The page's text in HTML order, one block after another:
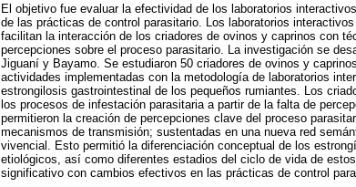
El objetivo fue evaluar la efectividad de los laboratorios
de las prácticas de control parasitario. Los laboratorios
facilitan la interacción de los criadores de ovinos y caprinos con
percepciones sobre el proceso parasitario. La investigación se
Jiguaní y Bayamo. Se estudiaron 50 criadores de ovinos y
actividades implementadas con la metodología de laboratorios
estrongilosis gastrointestinal de los pequeños rumiantes. Los
los procesos de infestación parasitaria a partir de la falta de
permitieron la creación de percepciones clave del proceso
mecanismos de transmisión; sustentadas en una nueva red
vivencial. Esto permitió la diferenciación conceptual de los
etiológicos, así como diferentes estadios del ciclo de vida de
significativo con cambios efectivos en las prácticas de control